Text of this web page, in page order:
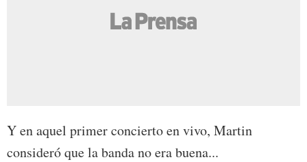
Y en aquel primer concierto en vivo, Martin
consideró que la banda no era buena...